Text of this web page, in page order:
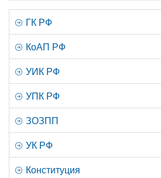
ГК РФ
КоАП РФ
УИК РФ
УПК РФ
ЗОЗПП
УК РФ
Конституция